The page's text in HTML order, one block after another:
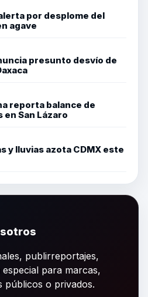
por desplome del
agave
presunto desvío de
reporta balance de
San Lázaro
y lluvias azota CDMX este
publirreportajes,
para marcas,
públicos o privados.